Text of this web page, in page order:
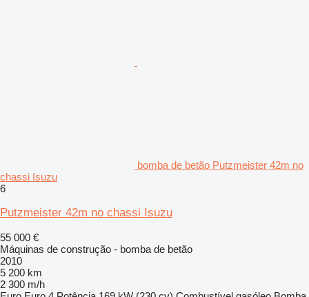
bomba de betão Putzmeister 42m no
chassi Isuzu
6
Putzmeister 42m no chassi Isuzu
55 000 €
Máquinas de construção - bomba de betão
2010
5 200 km
2 300 m/h